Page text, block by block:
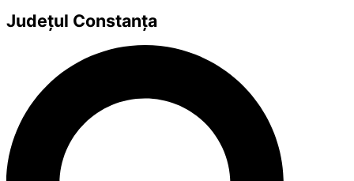
Județul Constanța